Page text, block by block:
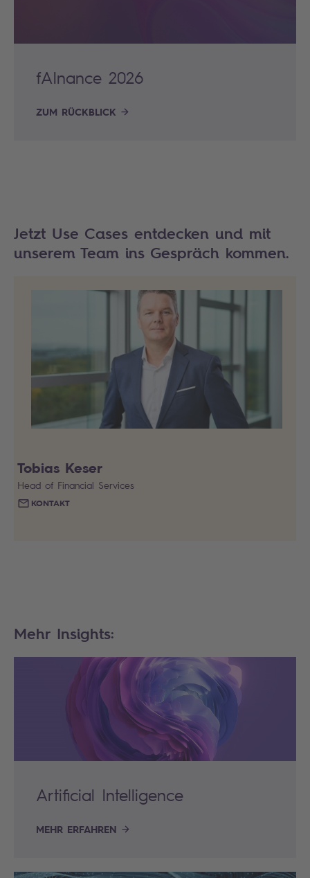
fAInance 2026
ZUM RÜCKBLICK
Jetzt Use Cases entdecken und mit
unserem Team ins Gespräch kommen.
Tobias Keser
Head of Financial Services
KONTAKT
Mehr Insights:
Artificial Intelligence
MEHR ERFAHREN